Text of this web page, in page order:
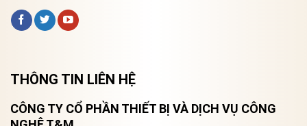
THÔNG TIN LIÊN HỆ
CÔNG TY CỔ PHẦN THIẾT BỊ VÀ DỊCH VỤ CÔNG